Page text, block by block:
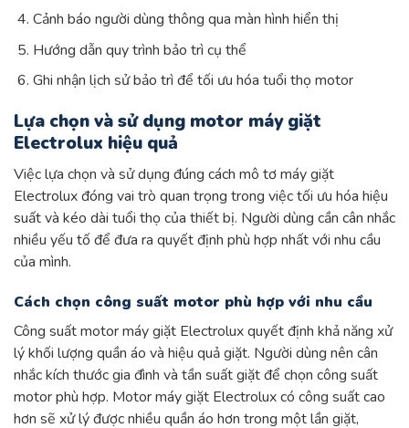
Cảnh báo người dùng thông qua màn hình hiển thị
Hướng dẫn quy trình bảo trì cụ thể
Ghi nhận lịch sử bảo trì để tối ưu hóa tuổi thọ motor
Lựa chọn và sử dụng motor máy giặt
Electrolux hiệu quả
Việc lựa chọn và sử dụng đúng cách mô tơ máy giặt
Electrolux đóng vai trò quan trọng trong việc tối ưu hóa hiệu
suất và kéo dài tuổi thọ của thiết bị. Người dùng cần cân nhắc
nhiều yếu tố để đưa ra quyết định phù hợp nhất với nhu cầu
của mình.
Cách chọn công suất motor phù hợp với nhu cầu
Công suất motor máy giặt Electrolux quyết định khả năng xử
lý khối lượng quần áo và hiệu quả giặt. Người dùng nên cân
nhắc kích thước gia đình và tần suất giặt để chọn công suất
motor phù hợp. Motor máy giặt Electrolux có công suất cao
hơn sẽ xử lý được nhiều quần áo hơn trong một lần giặt,